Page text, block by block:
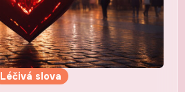
Léčivá slova